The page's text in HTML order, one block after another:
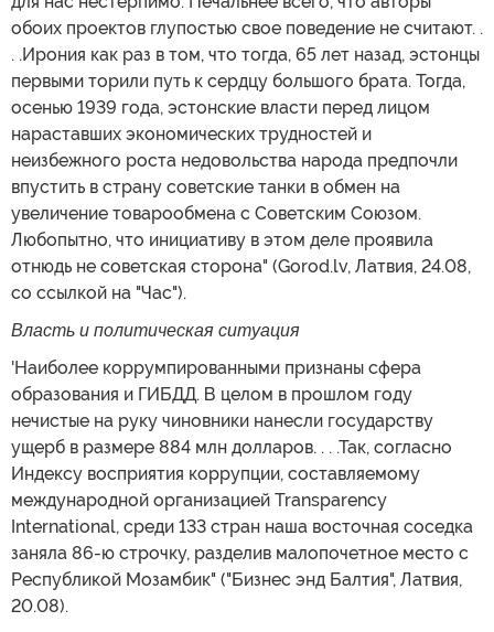
обоих проектов глупостью свое поведение не считают. .
. .Ирония как раз в том, что тогда, 65 лет назад, эстонцы
первыми торили путь к сердцу большого брата. Тогда,
осенью 1939 года, эстонские власти перед лицом
нараставших экономических трудностей и
неизбежного роста недовольства народа предпочли
впустить в страну советские танки в обмен на
увеличение товарообмена с Советским Союзом.
Любопытно, что инициативу в этом деле проявила
отнюдь не советская сторона" (Gorod.lv, Латвия, 24.08,
со ссылкой на "Час").
Власть и политическая ситуация
'Наиболее коррумпированными признаны сфера
образования и ГИБДД. В целом в прошлом году
нечистые на руку чиновники нанесли государству
ущерб в размере 884 млн долларов. . . .Так, согласно
Индексу восприятия коррупции, составляемому
международной организацией Transparency
International, среди 133 стран наша восточная соседка
заняла 86-ю строчку, разделив малопочетное место с
Республикой Мозамбик" ("Бизнес энд Балтия", Латвия,
20.08).